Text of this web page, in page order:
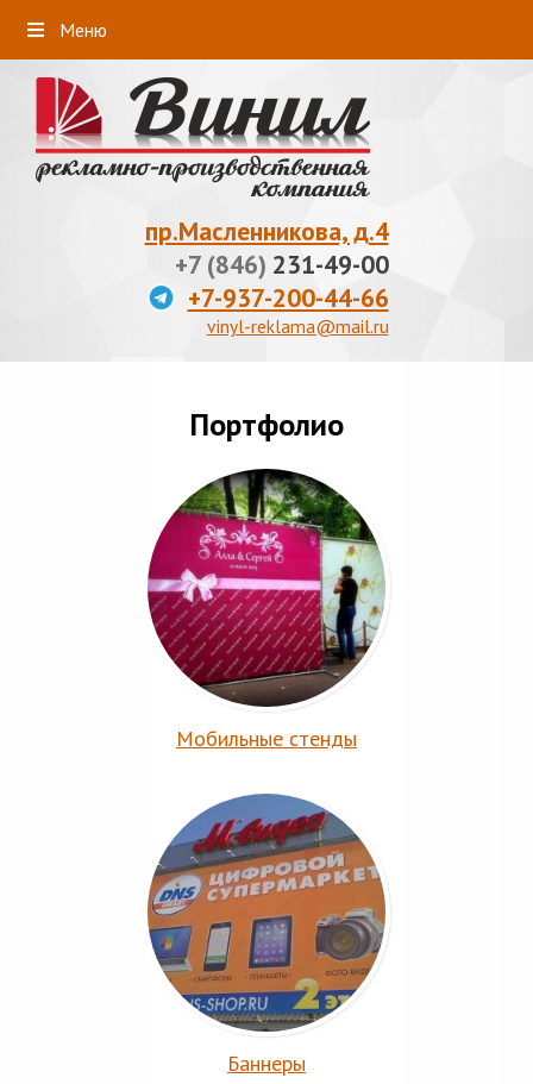
пр.Масленникова, д.4
+7 (846) 231-49-00
+7-937-200-44-66
vinyl-reklama@mail.ru
Портфолио
Мобильные стенды
Баннеры
Меню